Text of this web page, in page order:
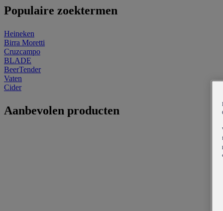
Populaire zoektermen
Heineken
Birra Moretti
Cruzcampo
BLADE
BeerTender
Vaten
Cider
Aanbevolen producten